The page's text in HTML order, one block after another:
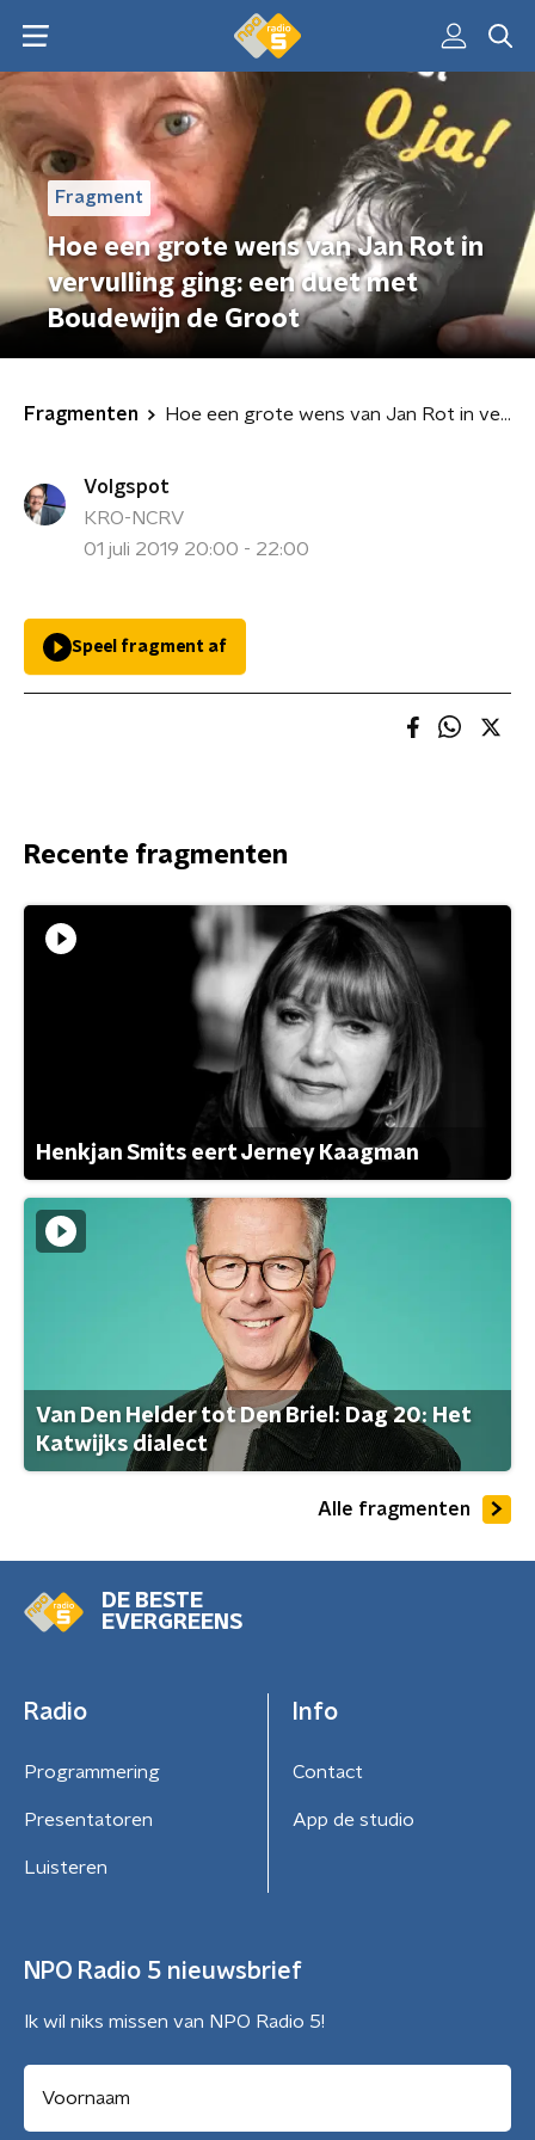
Fragment
Hoe een grote wens van Jan Rot in
vervulling ging: een duet met
Boudewijn de Groot
Fragmenten Hoe een grote wens van Jan Rot in vervulling ging: een duet met Boudewijn de Groot
Volgspot
KRO-NCRV
01 juli 2019 20:00 - 22:00
Speel fragment af
Recente fragmenten
Henkjan Smits eert Jerney Kaagman
Van Den Helder tot Den Briel: Dag 20: Het
Katwijks dialect
Alle fragmenten
DE BESTE
EVERGREENS
Radio
Programmering
Presentatoren
Luisteren
Info
Contact
App de studio
NPO Radio 5 nieuwsbrief
Ik wil niks missen van NPO Radio 5!